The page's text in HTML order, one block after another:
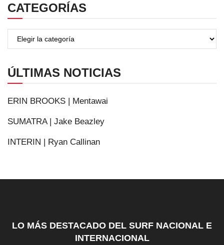
CATEGORÍAS
ÚLTIMAS NOTICIAS
ERIN BROOKS | Mentawai
SUMATRA | Jake Beazley
INTERIN | Ryan Callinan
LO MÁS DESTACADO DEL SURF NACIONAL E
INTERNACIONAL